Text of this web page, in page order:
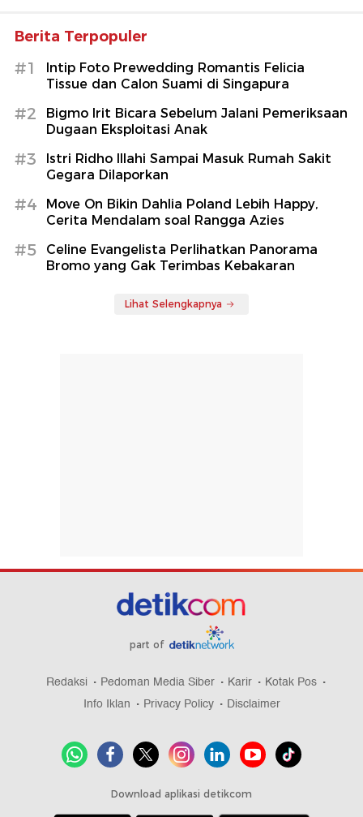
Berita Terpopuler
#1
Intip Foto Prewedding Romantis Felicia
Tissue dan Calon Suami di Singapura
#2
Bigmo Irit Bicara Sebelum Jalani Pemeriksaan
Dugaan Eksploitasi Anak
#3
Istri Ridho Illahi Sampai Masuk Rumah Sakit
Gegara Dilaporkan
#4
Move On Bikin Dahlia Poland Lebih Happy,
Cerita Mendalam soal Rangga Azies
#5
Celine Evangelista Perlihatkan Panorama
Bromo yang Gak Terimbas Kebakaran
Lihat Selengkapnya
part of
Redaksi Pedoman Media Siber Karir
Kotak Pos
Info Iklan
Privacy Policy Disclaimer
Download aplikasi detikcom